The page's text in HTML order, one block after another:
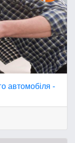
автомобіля -